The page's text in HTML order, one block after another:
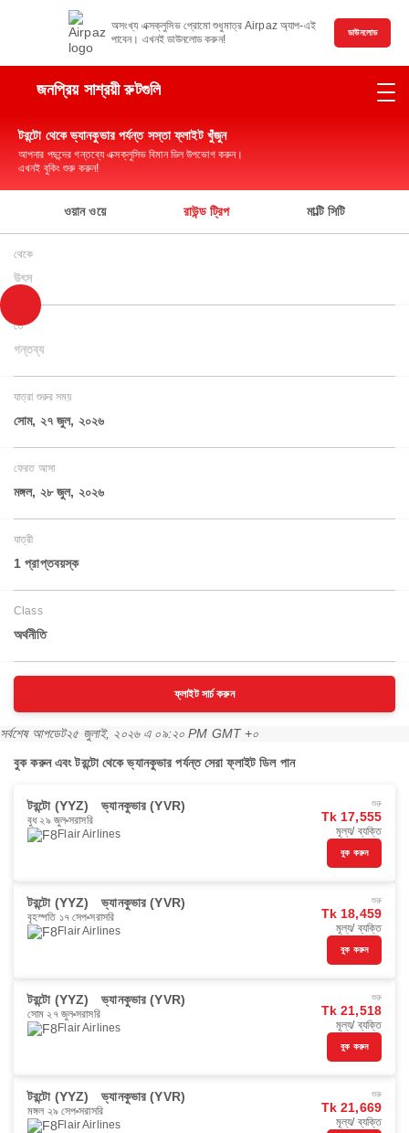
অসংখ্য এক্সক্লুসিভ প্রোমো শুধুমাত্র Airpaz অ্যাপ-এই
পাবেন। এখনই ডাউনলোড করুন!
ডাউনলোড
জনপ্রিয় সাশ্রয়ী রুটগুলি
টরন্টো থেকে ভ্যানকুভার পর্যন্ত সস্তা ফ্লাইট খুঁজুন
আপনার পছন্দের গন্তব্যে এক্সক্লুসিভ বিমান ডিল উপভোগ করুন।
এখনই বুকিং শুরু করুন!
ওয়ান ওয়ে রাউন্ড ট্রিপ মাল্টি সিটি
থেকে
উৎস
তে
গন্তব্য
যাত্রা শুরুর সময়
সোম, ২৭ জুল, ২০২৬
ফেরত আসা
মঙ্গল, ২৮ জুল, ২০২৬
যাত্রী
1 প্রাপ্তবয়স্ক
Class
অর্থনীতি
ফ্লাইট সার্চ করুন
সর্বশেষ আপডেট২৫ জুলাই, ২০২৬ এ ০৯:২০ PM GMT +০
বুক করুন এবং টরন্টো থেকে ভ্যানকুভার পর্যন্ত সেরা ফ্লাইট ডিল পান
টরন্টো (YYZ) ভ্যানকুভার (YVR)
বুধ ২৯ জুল সরাসরি
Flair Airlines
শুরু
Tk 17,555
মূল্য/ ব্যক্তি
বুক করুন
টরন্টো (YYZ) ভ্যানকুভার (YVR)
বৃহস্পতি ১৭ সেপ সরাসরি
Flair Airlines
শুরু
Tk 18,459
মূল্য/ ব্যক্তি
বুক করুন
টরন্টো (YYZ) ভ্যানকুভার (YVR)
সোম ২৭ জুল সরাসরি
Flair Airlines
শুরু
Tk 21,518
মূল্য/ ব্যক্তি
বুক করুন
টরন্টো (YYZ) ভ্যানকুভার (YVR)
মঙ্গল ২৯ সেপ সরাসরি
Flair Airlines
শুরু
Tk 21,669
মূল্য/ ব্যক্তি